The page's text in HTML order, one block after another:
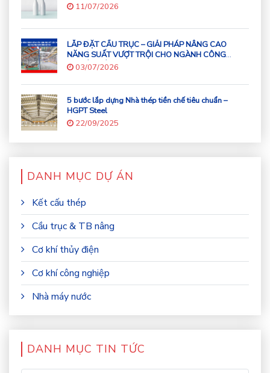
11/07/2026
LẮP ĐẶT CẦU TRỤC – GIẢI PHÁP NÂNG CAO
NĂNG SUẤT VƯỢT TRỘI CHO NGÀNH CÔNG
NGHIỆP HIỆN ĐẠI
03/07/2026
5 bước lắp dựng Nhà thép tiền chế tiêu chuẩn –
HGPT Steel
22/09/2025
DANH MỤC DỰ ÁN
Kết cấu thép
Cầu trục & TB nâng
Cơ khí thủy điện
Cơ khí công nghiệp
Nhà máy nước
DANH MỤC TIN TỨC